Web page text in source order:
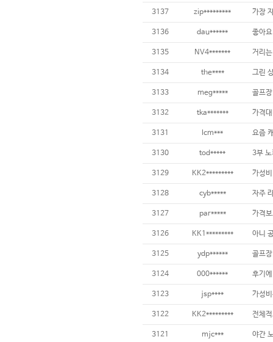
3137 zip*********
3136 dau******
3135 NV4*******
3134 the****
3133 meg***** 골프
3132 tka*******
3131 lcm***
3130 tod*****
3129 KK2********* 가성
3128 cyb*****
3127 par*****
3126 KK1*********
3125 ydp******
3124 000******
3123 jsp****
3122 KK2*********
3121 mjc***